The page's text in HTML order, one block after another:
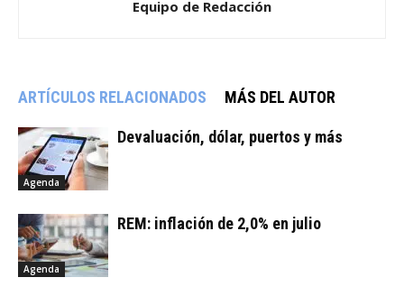
Equipo de Redacción
ARTÍCULOS RELACIONADOS MÁS DEL AUTOR
Agenda
Devaluación, dólar, puertos y más
Agenda
REM: inflación de 2,0% en julio